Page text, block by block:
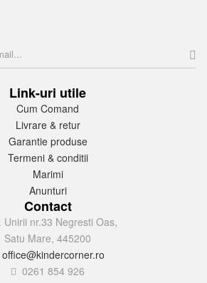
Link-uri utile
Cum Comand
Livrare & retur
Garantie produse
Termeni & conditii
Marimi
Anunturi
Contact
Unirii nr.33 Negresti Oas,
Satu Mare, 445200
office@kindercorner.ro
0261 854 926